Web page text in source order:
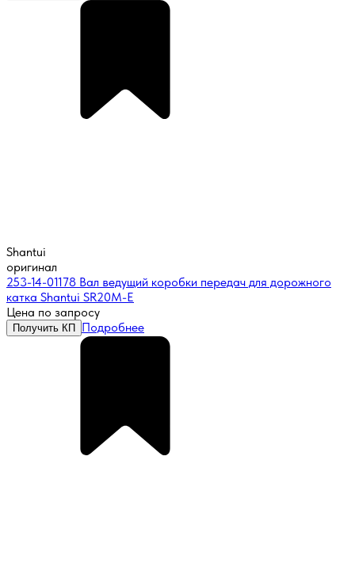
Shantui
оригинал
253-14-01178 Вал ведущий коробки передач для дорожного
катка Shantui SR20M-E
Цена по запросу
Получить КП Подробнее